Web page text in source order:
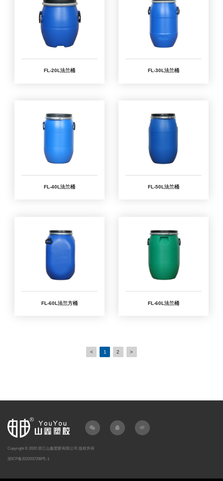
FL-20L法兰桶 FL-30L法兰桶
FL-40L法兰桶 FL-50L法兰桶
FL-60L法兰方桶 FL-60L法兰桶
< 1 2 >
Copyright © 2020 浙江山鑫塑胶有限公司 版权所有
浙ICP备2022037298号-1